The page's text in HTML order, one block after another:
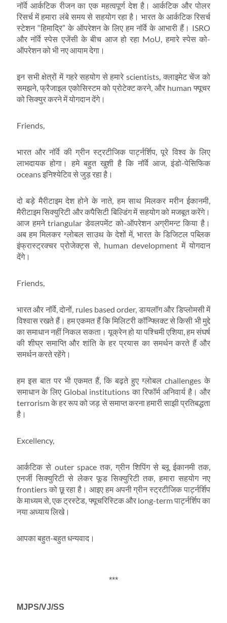
नॉर्वे आर्कटिक रीजन का एक महत्वपूर्ण देश है। आर्कटिक और पोलर
रिसर्च में हमारा लंबे समय से सहयोग रहा है। भारत के आर्कटिक रिसर्च
स्टेशन “हिमाद्रि” के ऑपरेशन के लिए हम नॉर्वे के आभारी हैं। ISRO
और नॉर्वे स्पेस एजेंसी के बीच आज हो रहा MoU, हमारे स्पेस को-
ऑपरेशन को भी नए आयाम देगा।
इन सभी क्षेत्रों में गहरे सहयोग से हमारे scientists, क्लाइमेट चेंज को
समझने, फ्रैजाइल एकोसिस्टम को प्रोटेक्ट करने, और human फ्यूचर
को सिक्युर करने में योगदान देंगे।
Friends,
भारत और नॉर्वे की ग्रीन स्ट्रटीजिक पार्ट्नर्शिप, पूरे विश्व के लिए
लाभदायक होगा। हमे बहुत खुशी है कि नॉर्वे आज, इंडो-पेसिफिक
oceans इनिश्येटिव से जुड़ रहा है।
दो बड़े मैरीटाइम देश होने के नाते, हम साथ मिलकर मरीन ईकानमी,
मैरीटाइम सिक्युरिटी और कपैसिटी बिल्डिंग में सहयोग को मजबूत करेंगे।
आज हमने triangular डेवलपमेंट को-ऑपरेशन अग्रीमन्ट किया है।
अब हम मिलकर ग्लोबल साउथ के देशों में, भारत के डिजिटल पब्लिक
इंफ्रास्ट्रक्चर प्रोजेक्ट्स से, human development में योगदान
देंगे।
Friends,
भारत और नॉर्वे, दोनों, rules based order, डायलॉग और डिप्लोमसी में
विश्वास रखते हैं। हम एकमत हैं कि मिलिटरी कॉन्फ्लिक्ट से किसी भी मुद्दे
का समाधान नहीं निकल सकता। यूक्रेन हो या पश्चिमी एशिया, हम संघर्ष
की शीघ्र समाप्ति और शांति के हर प्रयास का समर्थन करते हैं और
समर्थन करते रहेंगे।
हम इस बात पर भी एकमत हैं, कि बढ़ते हुए ग्लोबल challenges के
समाधान के लिए Global institutions का रिफॉर्म अनिवार्य है। और
terrorism के हर रूप को जड़ से समाप्त करना हमारी साझी प्रतिबद्धता
है।
Excellency,
आर्कटिक से outer space तक, ग्रीन शिपिंग से ब्लू ईकानमी तक,
एनर्जी सिक्युरिटी से लेकर फूड सिक्युरिटी तक, हमारा सहयोग नए
frontiers को छू रहा है। आइए हम अपनी ग्रीन स्ट्रटीजिक पार्ट्नर्शिप
के माध्यम से, एक ट्रस्टेड, फ्यूचरिस्टिक और long-term पार्ट्नर्शिप का
नया अध्याय लिखे।
आपका बहुत-बहुत धन्यवाद।
***
MJPS/VJ/SS